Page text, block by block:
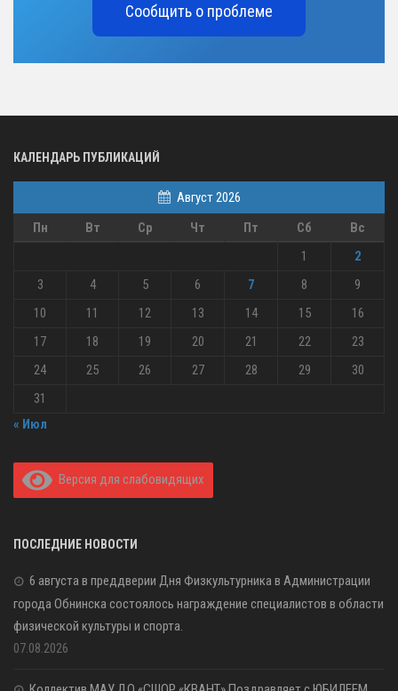
Сообщить о проблеме
КАЛЕНДАРЬ ПУБЛИКАЦИЙ
Август 2026
Пн
Вт Ср Чт Пт Сб
Вс
1
2
3
4 5 6 7 8
9
10
11 12 13 14 15
16
17
18 19 20 21 22
23
24
25 26 27 28 29
30
31
« Июл
Версия для слабовидящих
ПОСЛЕДНИЕ НОВОСТИ
6 августа в преддверии Дня Физкультурника в Администрации
города Обнинска состоялось награждение специалистов в области
физической культуры и спорта.
07.08.2026